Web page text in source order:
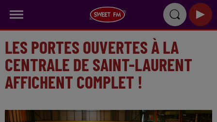
LES PORTES OUVERTES À LA
CENTRALE DE SAINT-LAURENT
AFFICHENT COMPLET !